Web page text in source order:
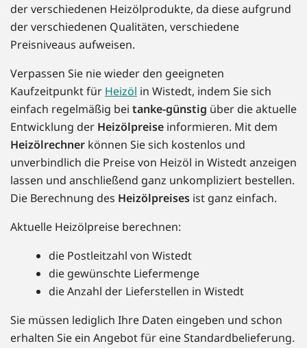
der verschiedenen Heizölprodukte, da diese aufgrund
der verschiedenen Qualitäten, verschiedene
Preisniveaus aufweisen.
Verpassen Sie nie wieder den geeigneten
Kaufzeitpunkt für Heizöl in Wistedt, indem Sie sich
einfach regelmäßig bei tanke-günstig über die aktuelle
Entwicklung der Heizölpreise informieren. Mit dem
Heizölrechner können Sie sich kostenlos und
unverbindlich die Preise von Heizöl in Wistedt anzeigen
lassen und anschließend ganz unkompliziert bestellen.
Die Berechnung des Heizölpreises ist ganz einfach.
Aktuelle Heizölpreise berechnen:
die Postleitzahl von Wistedt
die gewünschte Liefermenge
die Anzahl der Lieferstellen in Wistedt
Sie müssen lediglich Ihre Daten eingeben und schon
erhalten Sie ein Angebot für eine Standardbelieferung.